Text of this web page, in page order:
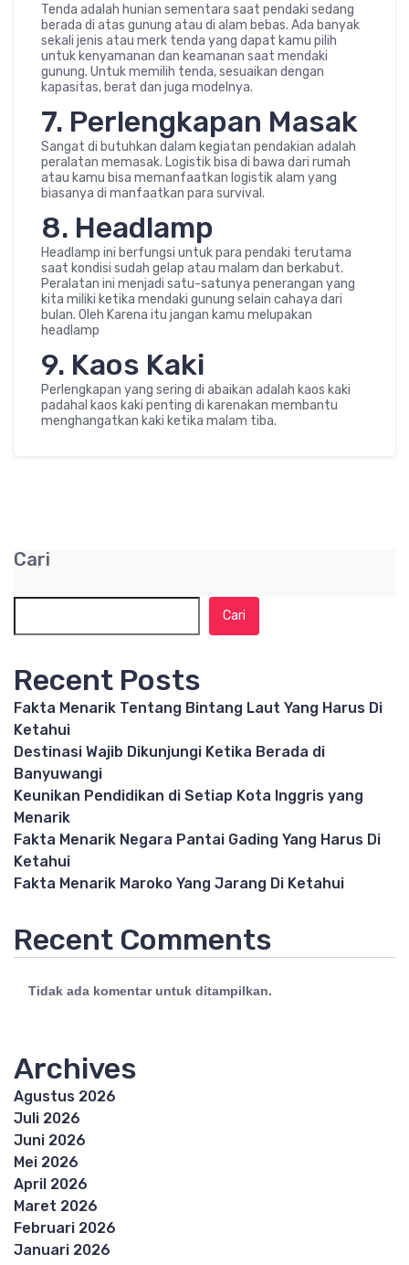
Tenda adalah hunian sementara saat pendaki sedang
berada di atas gunung atau di alam bebas. Ada banyak
sekali jenis atau merk tenda yang dapat kamu pilih
untuk kenyamanan dan keamanan saat mendaki
gunung. Untuk memilih tenda, sesuaikan dengan
kapasitas, berat dan juga modelnya.
7. Perlengkapan Masak
Sangat di butuhkan dalam kegiatan pendakian adalah
peralatan memasak. Logistik bisa di bawa dari rumah
atau kamu bisa memanfaatkan logistik alam yang
biasanya di manfaatkan para survival.
8. Headlamp
Headlamp ini berfungsi untuk para pendaki terutama
saat kondisi sudah gelap atau malam dan berkabut.
Peralatan ini menjadi satu-satunya penerangan yang
kita miliki ketika mendaki gunung selain cahaya dari
bulan. Oleh Karena itu jangan kamu melupakan
headlamp
9. Kaos Kaki
Perlengkapan yang sering di abaikan adalah kaos kaki
padahal kaos kaki penting di karenakan membantu
menghangatkan kaki ketika malam tiba.
Cari
Cari
Recent Posts
Fakta Menarik Tentang Bintang Laut Yang Harus Di
Ketahui
Destinasi Wajib Dikunjungi Ketika Berada di
Banyuwangi
Keunikan Pendidikan di Setiap Kota Inggris yang
Menarik
Fakta Menarik Negara Pantai Gading Yang Harus Di
Ketahui
Fakta Menarik Maroko Yang Jarang Di Ketahui
Recent Comments
Tidak ada komentar untuk ditampilkan.
Archives
Agustus 2026
Juli 2026
Juni 2026
Mei 2026
April 2026
Maret 2026
Februari 2026
Januari 2026